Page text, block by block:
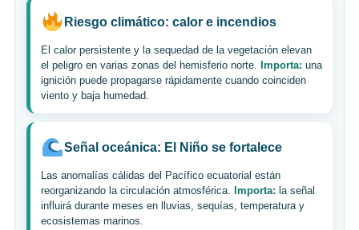
Riesgo climático: calor e incendios
El calor persistente y la sequedad de la vegetación elevan
el peligro en varias zonas del hemisferio norte. Importa: una
ignición puede propagarse rápidamente cuando coinciden
viento y baja humedad.
Señal oceánica: El Niño se fortalece
Las anomalías cálidas del Pacífico ecuatorial están
reorganizando la circulación atmosférica. Importa: la señal
influirá durante meses en lluvias, sequías, temperatura y
ecosistemas marinos.